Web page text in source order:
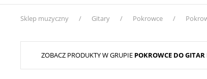
Sklep muzyczny Gitary Pokrowce
ZOBACZ PRODUKTY W GRUPIE POKROWCE DO